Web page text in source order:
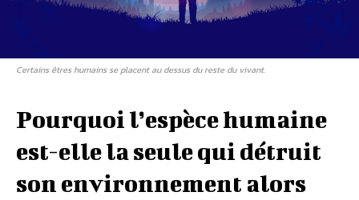
Certains êtres humains se placent au dessus du reste du vivant.
Pourquoi l’espèce humaine
est-ellela seule qui détruit
son environnement alors